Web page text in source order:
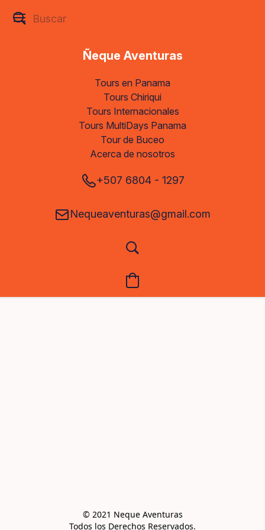
Ñeque Aventuras
Tours en Panama
Tours Chiriqui
Tours Internacionales
Tours MultiDays Panama
Tour de Buceo
Acerca de nosotros
+507 6804 - 1297
Nequeaventuras@gmail.com
© 2021 Neque Aventuras
Todos los Derechos Reservados.